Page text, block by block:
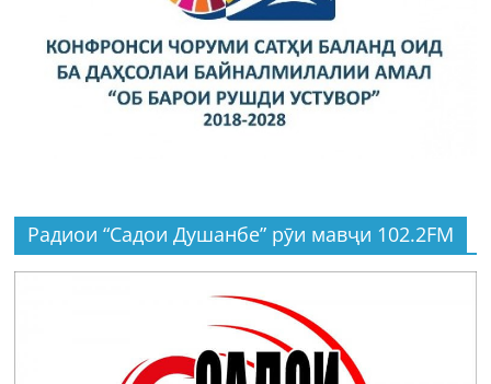
Радиои “Садои Душанбе” рӯи мавҷи 102.2FM